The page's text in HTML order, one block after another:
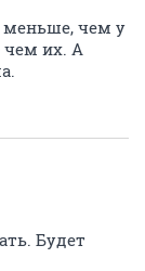
меньше, чем у
чем их. А
Будет